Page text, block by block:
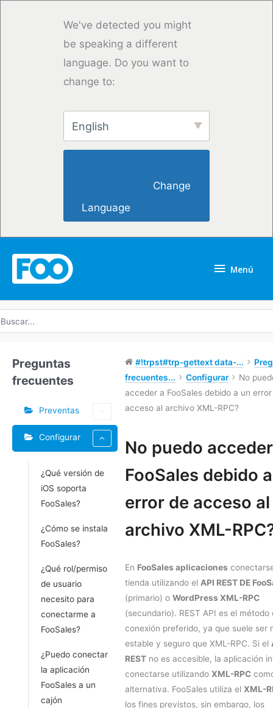
We've detected you might
be speaking a different
language. Do you want to
change to:
English
Language
Menú
Preguntas
frecuentes
Preventas
Configurar
¿Qué versión de
iOS soporta
FooSales?
¿Cómo se instala
FooSales?
¿Qué rol/permiso
de usuario
necesito para
conectarme a
FooSales?
¿Puedo conectar
la aplicación
FooSales a un
cajón
#!trpst#trp-gettext data-...
frecuentes...
Configurar
No
acceder a FooSales debido a un
acceso al archivo XML-RPC?
No puedo
FooSales debido
error de acceso al
archivo XML-
En FooSales aplicaciones
tienda utilizando el API REST DE
(primario) o WordPress XML-RPC
(secundario). REST API es el método
conexión preferido, ya que suele ser
estable y seguro que XML-RPC. Si el
REST no es accesible, la aplicación
conectarse utilizando XML-RPC
alternativa. FooSales utiliza el XML-
los fines previstos, sin embargo, los
Etiquetas
navegación